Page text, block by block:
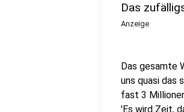
Das
Anzeige
Das gesamte
uns quasi das
fast 3
'Es wird Zeit,